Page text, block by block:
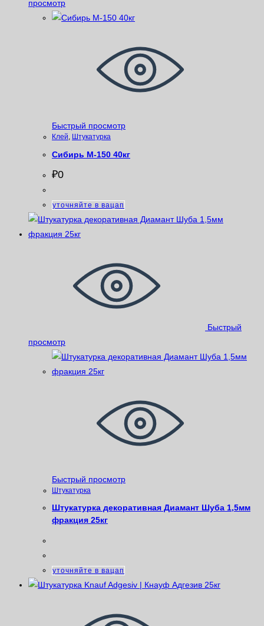
просмотр
Быстрый просмотр
Клей, Штукатурка
Сибирь М-150 40кг
₽0
уточняйте в вацап
Быстрый
просмотр
Быстрый просмотр
Штукатурка
Штукатурка декоративная Диамант Шуба 1,5мм
фракция 25кг
уточняйте в вацап